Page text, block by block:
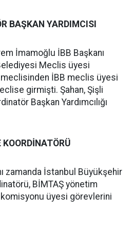
BAŞKAN YARDIMCISI
İmamoğlu İBB Başkanı
Meclis üyesi
İBB meclis üyesi
girmişti. Şahan, Şişli
Başkan Yardımcılığı
zamanda İstanbul Büyükşehir
BİMTAŞ yönetim
üyesi görevlerini